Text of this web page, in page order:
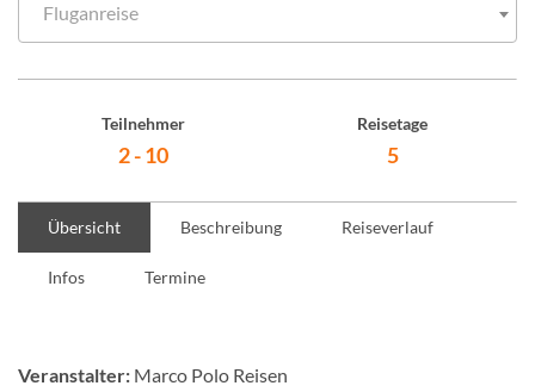
Fluganreise
Teilnehmer
2 - 10
Reisetage
5
Übersicht Beschreibung Reiseverlauf
Infos Termine
Veranstalter: Marco Polo Reisen